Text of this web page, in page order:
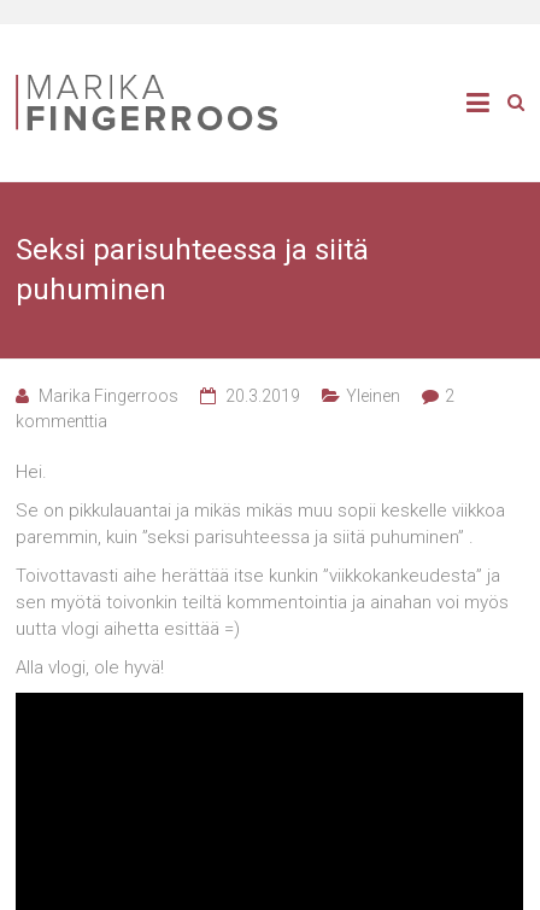
Seksi parisuhteessa ja siitä
puhuminen
Marika Fingerroos 20.3.2019 Yleinen
2
kommenttia
Hei.
Se on pikkulauantai ja mikäs mikäs muu sopii keskelle viikkoa
paremmin, kuin ”seksi parisuhteessa ja siitä puhuminen” .
Toivottavasti aihe herättää itse kunkin ”viikkokankeudesta” ja
sen myötä toivonkin teiltä kommentointia ja ainahan voi myös
uutta vlogi aihetta esittää =)
Alla vlogi, ole hyvä!